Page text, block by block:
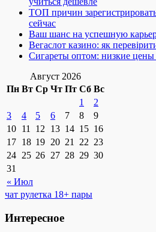
ТОП причин
сейчас
Ваш шанс на успешную
Вегаслот казино: як
Сигареты оптом: низкие цены
Август 2026
Пн Вт Ср Чт Пт Сб Вс
« Июл
1
2
3
4 5 6 7 8
9
10 11 12 13 14 15 16
17 18 19 20 21 22 23
24 25 26 27 28 29 30
31
чат рулетка 18+ пары
Интересное